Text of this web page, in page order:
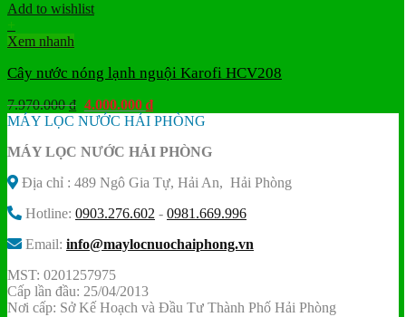
Add to wishlist
+
Xem nhanh
Cây nước nóng lạnh nguội Karofi HCV208
7.970.000₫ Giá
gốc
7.970.000 ₫.
4.000.000 ₫Giá
hiện
là:
MÁY LỌC NƯỚC HẢI PHÒNG
MÁY LỌC NƯỚC HẢI PHÒNG
Địa chỉ : 489 Ngô Gia Tự, Hải An, Hải Phòng
Hotline: 0903.276.602 - 0981.669.996
Email: info@maylocnuochaiphong.vn
MST: 0201257975
Cấp lần đầu: 25/04/2013
Nơi cấp: Sở Kế Hoạch và Đầu Tư Thành Phố Hải Phòng